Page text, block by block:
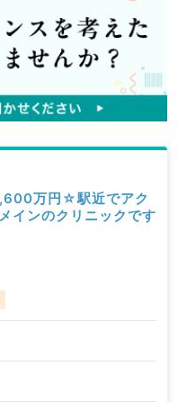
万円☆駅近でアク
インのクリニックです